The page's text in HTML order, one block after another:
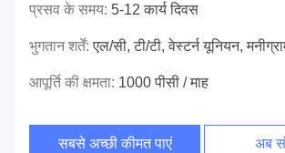
प्रसव के समय: 5-12 कार्य दिवस
भुगतान शर्तें:एल/सी, टी/टी, वेस्टर्न यूनियन,
आपूर्ति की क्षमता: 1000 पीसी / माह
सबसे अच्छी कीमत पाएं अब